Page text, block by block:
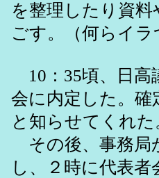
を整理したり資
ごす。（何らイラ
10：35頃、日高
会に内定した。確
と知らせてくれた
その後、事務局
し、２時に代表